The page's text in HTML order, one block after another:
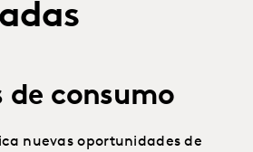
de consumo
nuevas oportunidades de